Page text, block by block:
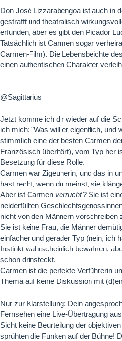
Don José Lizzarabengoa ist auch in
gestrafft und theatralisch
erfunden, aber es gibt den Picador
Tatsächlich ist Carmen sogar
Carmen-Film). Die Lebensbeichte
einen authentischen Charakter
@Sagittarius
Jetzt komme ich dir wieder auf die
ich mich: "Was will er eigentlich, und
stimmlich eine der besten Carmen
Französisch überhört), vom Typ her
Besetzung für diese Rolle.
Carmen war Zigeunerin, und das in
hast recht, wenn du meinst, sie
Aber ist Carmen verrucht? Sie ist
neiderfüllten
nicht von den Männern vorschreiben
Sie ist keine Frau, die Männer
einfacher und gerader Typ (nein, ich
Instinkt wahrscheinlich bewahren,
schon drinsteckt.
Carmen ist die perfekte Verführerin
Thema auf keine Diskussion mit
Nur zur Klarstellung: Dein
Fernsehen eine Live-Übertragung
Sicht keine Beurteilung der
sprühten die Funken auf der Bühne!